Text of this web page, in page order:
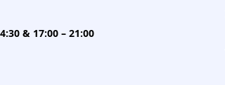
& 17:00 – 21:00